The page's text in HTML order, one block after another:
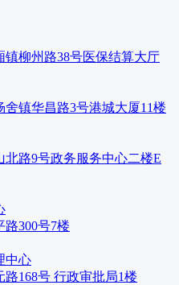
柳州路38号医保结算大厅
镇华昌路3号港城大厦11楼
路9号政务服务中心二楼E
300号7楼
中心
168号 行政审批局1楼